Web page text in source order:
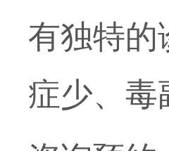
有独特的
症少、毒